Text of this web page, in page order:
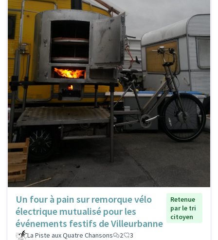
Un four à pain sur remorque vélo
électrique mutualisé pour les
événements festifs de Villeurbanne
Retenue
par le tri
citoyen
La Piste aux Quatre Chansons 2 3